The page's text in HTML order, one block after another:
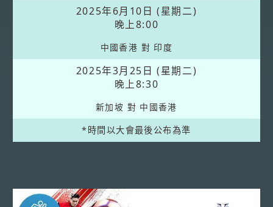
2025年6月10日 (星期二)
晚上8:00
中國香港 對 印度
2025年3月25日 (星期二)
晚上8:30
新加坡 對 中國香港
*時間以大會最後公布為準